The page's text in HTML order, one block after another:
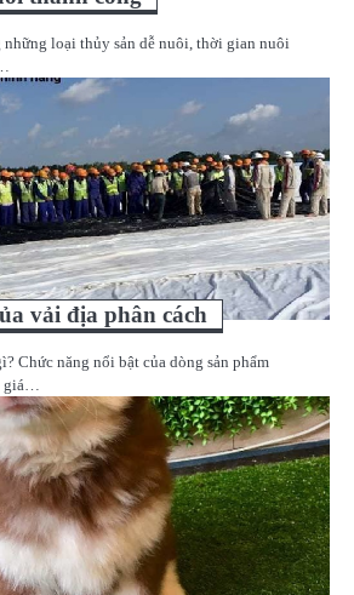
những loại thủy sản dễ nuôi, thời gian nuôi
vải địa phân cách
Chức năng nổi bật của dòng sản phẩm
giá…